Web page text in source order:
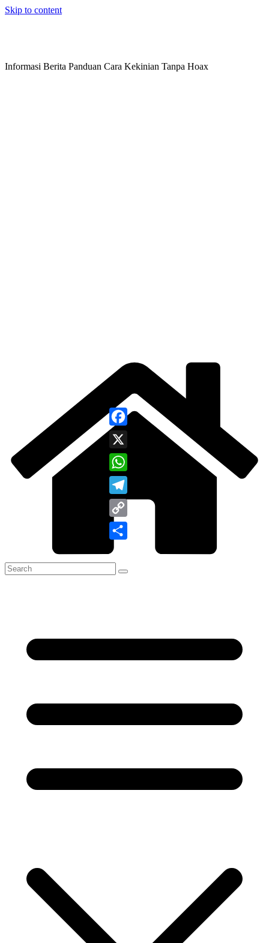
Skip to content
Informasi Berita Panduan Cara Kekinian Tanpa Hoax
Facebook
X
WhatsApp
Telegram
Copy
Share